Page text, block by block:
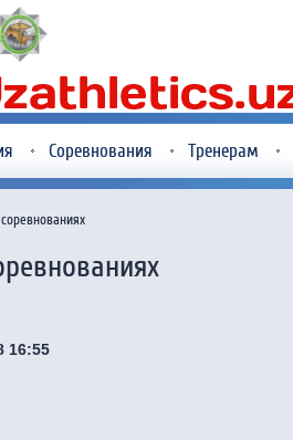
Соревнования Тренерам
16:55